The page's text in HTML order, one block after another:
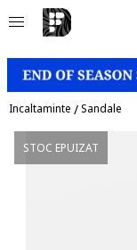
Incaltaminte /Sandale
STOC EPUIZAT